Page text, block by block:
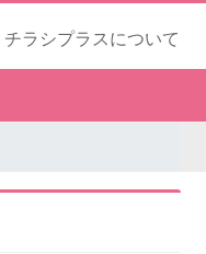
チラシプラスについて